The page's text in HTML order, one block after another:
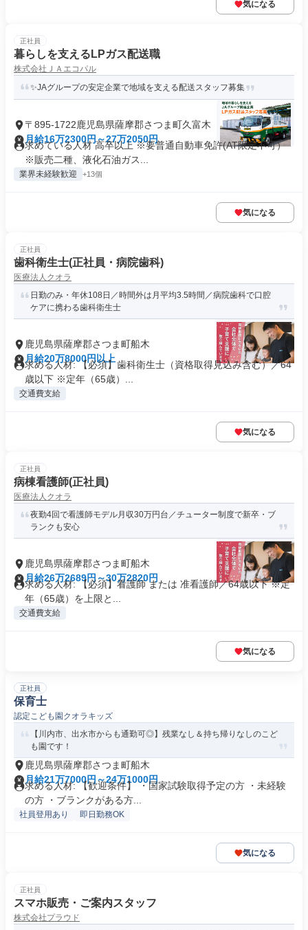
気になる
正社員
暮らしを支えるLPガス配送職
株式会社ＪＡエコパル
✨JAグループの安定企業で地域を支える配送スタッフ募集
〒895-1722鹿児島県薩摩郡さつま町久富木
月給16万2300円～27万2050円
求めている人材 高卒以上 ※要普通自動車免許(AT限定不可）
※販売二種、液化石油ガス...
業界未経験歓迎 +13個
気になる
正社員
歯科衛生士(正社員・病院歯科)
医療法人クオラ
日勤のみ・年休108日／時間外は月平均3.5時間／病院歯科で口腔
ケアに携わる歯科衛生士
鹿児島県薩摩郡さつま町船木
月給20万8000円以上
求める人材: 【必須】歯科衛生士（資格取得見込み含む）／64
歳以下 ※定年（65歳）...
交通費支給
気になる
正社員
病棟看護師(正社員)
医療法人クオラ
夜勤4回で看護師モデル月収30万円台／チューター制度で新卒・ブ
ランクも安心
鹿児島県薩摩郡さつま町船木
月給26万2689円～30万2820円
求める人材: 【必須】看護師 または 准看護師／64歳以下 ※定
年（65歳）を上限と...
交通費支給
気になる
正社員
保育士
認定こども園クオラキッズ
【川内市、出水市からも通勤可◎】残業なし＆持ち帰りなしのこど
も園です！
鹿児島県薩摩郡さつま町船木
月給21万7000円～24万1000円
求める人材: 【歓迎条件】 ・国家試験取得予定の方 ・未経験
の方 ・ブランクがある方...
社員登用あり 即日勤務OK
気になる
正社員
スマホ販売・ご案内スタッフ
株式会社プラウド